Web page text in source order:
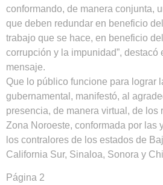
conformando, de manera conjunta,
que deben redundar en beneficio del
trabajo que se hace, en beneficio
corrupción y la impunidad”, destacó
mensaje.
Que lo público funcione para lograr
gubernamental, manifestó, al
presencia, de manera virtual, de los
Zona Noroeste, conformada por las
los contralores de los estados de
California Sur, Sinaloa, Sonora y
Página 2